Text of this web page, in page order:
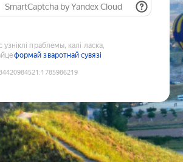
SmartCaptcha by Yandex Cloud
узніклі праблемы, калі ласка,
формай зваротнай сувязі
:1785986219